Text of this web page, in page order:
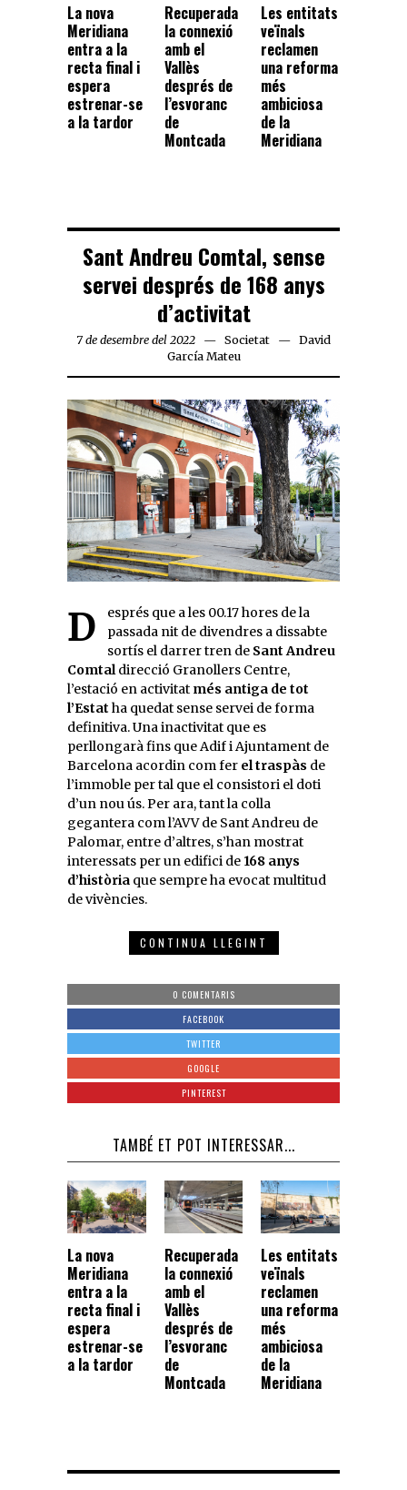
La nova
Meridiana
entra a la
recta final i
espera
estrenar-se
a la tardor
Recuperada
la connexió
amb el
Vallès
després de
l’esvoranc
de
Montcada
Les entitats
veïnals
reclamen
una reforma
més
ambiciosa
de la
Meridiana
Sant Andreu Comtal, sense
servei després de 168 anys
d’activitat
7 de desembre del 2022 Societat
David
García Mateu
Després que a les 00.17 hores de la
passada nit de divendres a dissabte
sortís el darrer tren de Sant Andreu
Comtaldirecció Granollers Centre,
l’estació en activitat més antiga de tot
l’Estat ha quedat sense servei de forma
definitiva. Una inactivitat que es
perllongarà fins que Adif i Ajuntament de
Barcelona acordin com fer el traspàs de
l’immoble per tal que el consistori el doti
d’un nou ús. Per ara, tant la colla
gegantera com l’AVV de Sant Andreu de
Palomar, entre d’altres, s’han mostrat
interessats per un edifici de 168 anys
d’història que sempre ha evocat multitud
de vivències.
CONTINUA LLEGINT
0 COMENTARIS
FACEBOOK
TWITTER
GOOGLE
PINTEREST
TAMBÉ ET POT INTERESSAR...
La nova
Meridiana
entra a la
recta final i
espera
estrenar-se
a la tardor
Recuperada
la connexió
amb el
Vallès
després de
l’esvoranc
de
Montcada
Les entitats
veïnals
reclamen
una reforma
més
ambiciosa
de la
Meridiana